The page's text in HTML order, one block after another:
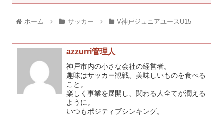
ホーム サッカー V神戸ジュニアユースU15
azzurri管理人
神戸市内の小さな会社の経営者。
趣味はサッカー観戦、美味しいものを食べる
こと。
楽しく事業を展開し、関わる人全てが潤える
ように。
いつもポジティブシンキング。